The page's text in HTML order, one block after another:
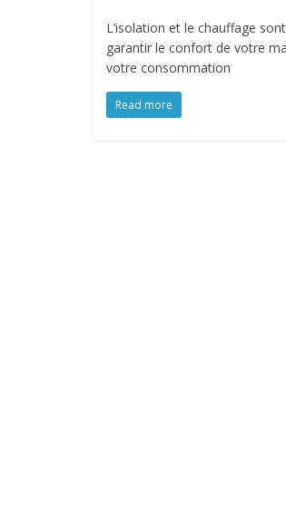
L’isolation et le chauffage
garantir le confort de votre
votre consommation
Read more